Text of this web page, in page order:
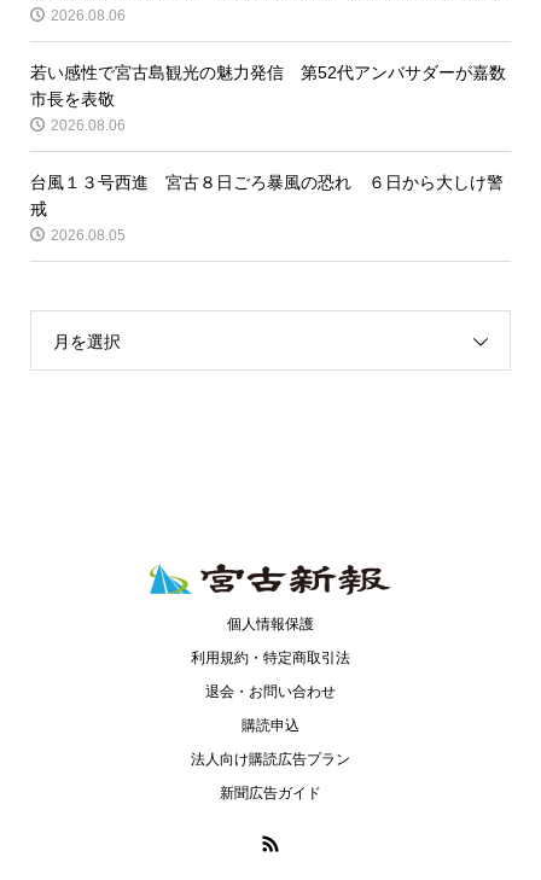
2026.08.06
若い感性で宮古島観光の魅力発信 第52代アンバサダーが嘉数
市長を表敬
2026.08.06
台風１３号西進 宮古８日ごろ暴風の恐れ ６日から大しけ警
戒
2026.08.05
月を選択
個人情報保護
利用規約・特定商取引法
退会・お問い合わせ
購読申込
法人向け購読広告プラン
新聞広告ガイド